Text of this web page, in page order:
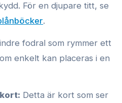
För en djupare titt, se
.
fodral som rymmer ett
enkelt kan placeras i en
Detta är kort som ser